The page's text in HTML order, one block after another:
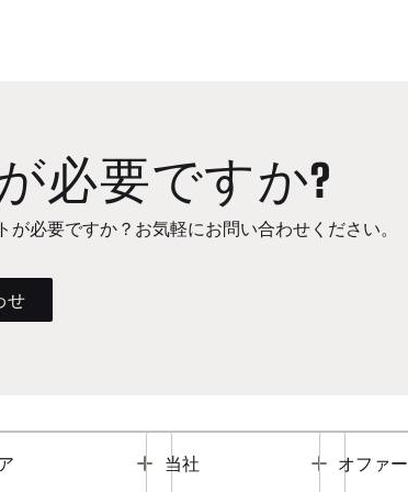
必要ですか?
が必要ですか？お気軽にお問い合わせください。
せ
Toggle
当社 Toggle
オファー